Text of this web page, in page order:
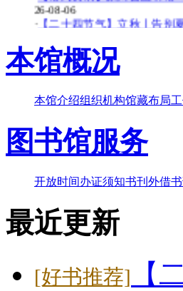
26-08-06
· 【二十四节气】立秋丨告别
【少儿多媒体图书馆】边画
26-07-20
·【暑期公益培训班】象州县
·【好书推荐】大暑天容易犯
·【共读八桂-乡音童韵】广西
26-07-20
·【二十四节气】大暑-_-大暑
26-07-20
本馆概况
本馆介绍组织机构馆藏布局
图书馆服务
开放时间办证须知书刊外借
最近更新
[好书推荐] 【